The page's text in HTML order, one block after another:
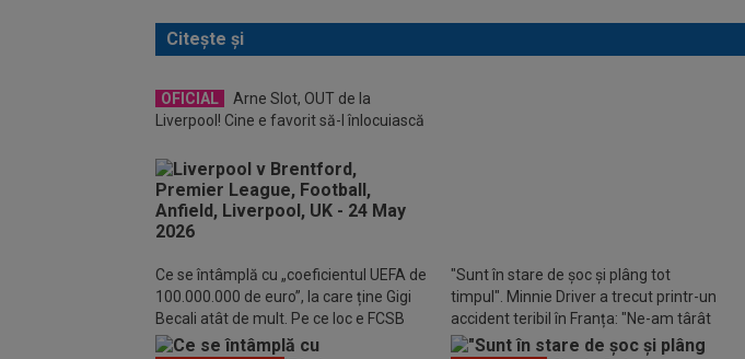
Citește și
OFICIAL
Arne Slot, OUT de la
Liverpool! Cine e favorit să-l înlocuiască
Ce se întâmplă cu „coeficientul UEFA de
100.000.000 de euro”, la care ține Gigi
Becali atât de mult. Pe ce loc e FCSB
"Sunt în stare de șoc și plâng tot
timpul". Minnie Driver a trecut printr-un
accident teribil în Franța: "Ne-am târât
din mașină"